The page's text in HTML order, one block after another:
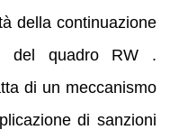
della continuazione
del quadro RW .
di un meccanismo
di sanzioni